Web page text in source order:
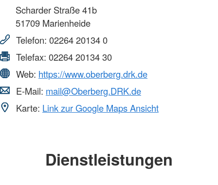
Scharder Straße 41b
51709 Marienheide
Telefon: 02264 20134 0
Telefax: 02264 20134 30
Web: https://www.oberberg.drk.de
E-Mail: mail@Oberberg.DRK.de
Karte: Link zur Google Maps Ansicht
Dienstleistungen